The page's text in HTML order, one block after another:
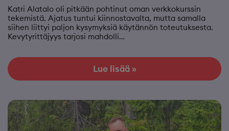
Katri Alatalo oli pitkään pohtinut oman verkkokurssin
tekemistä. Ajatus tuntui kiinnostavalta, mutta samalla
siihen liittyi paljon kysymyksiä käytännön toteutuksesta.
Kevytyrittäjyys tarjosi mahdolli…
Lue lisää »